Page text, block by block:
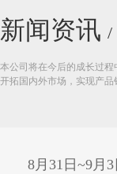
新闻资讯 /
本公司将在今后的成长过
开拓国内外市场，实现产品
8月31日~9月